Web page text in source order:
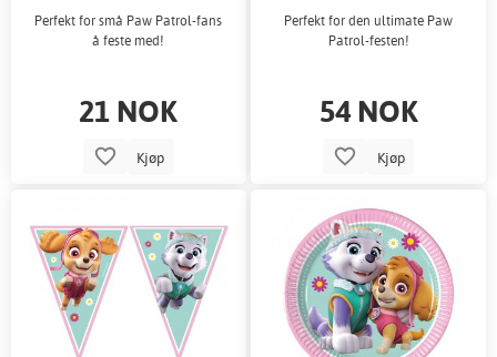
Perfekt for små Paw Patrol-fans
å feste med!
21 NOK
Kjøp
Perfekt for den ultimate Paw
Patrol-festen!
54 NOK
Kjøp